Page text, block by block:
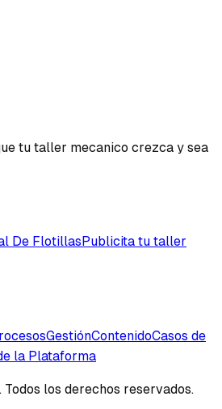
tu taller mecanico crezca y sea
De Flotillas Publicita tu taller
GestiónContenidoCasos de
la Plataforma
Todos los derechos reservados.